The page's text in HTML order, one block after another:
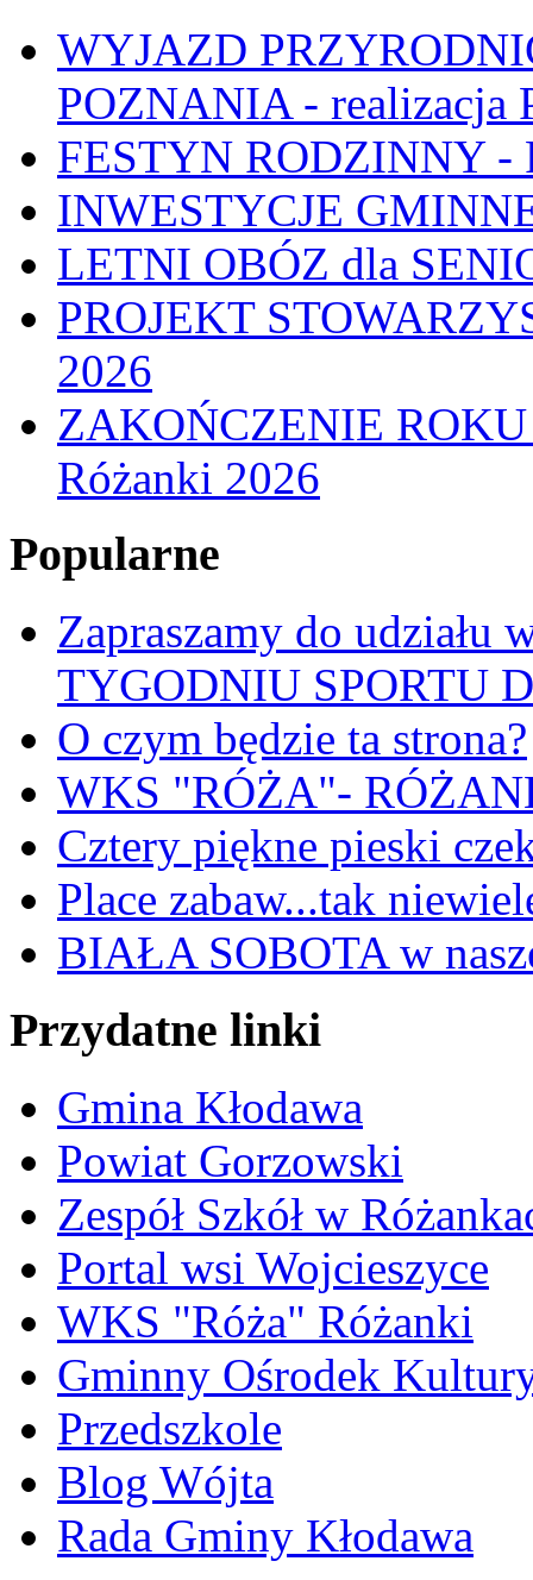
WYJAZD
POZNANIA - realizacja
FESTYN RODZINNY -
INWESTYCJE
LETNI OBÓZ dla
PROJEKT
2026
ZAKOŃCZENIE
Różanki 2026
Popularne
Zapraszamy do udziału
TYGODNIU SPORTU
O czym będzie ta strona?
WKS "RÓŻA"-
Cztery piękne pieski
Place zabaw...tak
BIAŁA SOBOTA w
Przydatne linki
Gmina Kłodawa
Powiat Gorzowski
Zespół Szkół w
Portal wsi Wojcieszyce
WKS "Róża" Różanki
Gminny Ośrodek
Przedszkole
Blog Wójta
Rada Gminy Kłodawa